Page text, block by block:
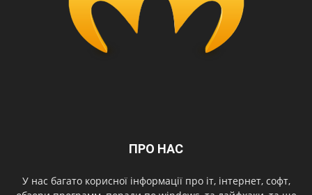
ПРО НАС
У нас багато корисної інформації про іт, інтернет, софт,